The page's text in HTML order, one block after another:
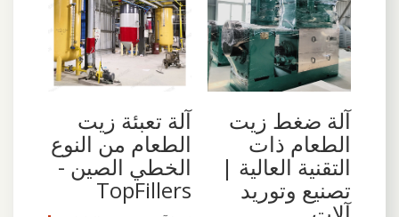
آلة ضغط زيت
الطعام ذات
التقنية العالية |
تصنيع وتوريد
آلة تعبئة زيت
الطعام من النوع
الخطي الصين -
TopFillers